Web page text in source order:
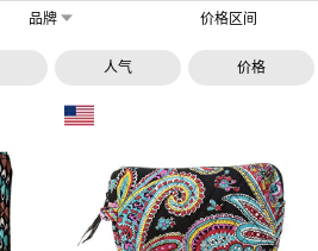
品牌 价格区间
人气 价格